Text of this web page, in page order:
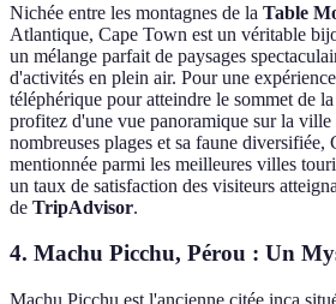
Nichée entre les montagnes de la Table
Atlantique, Cape Town est un véritable
un mélange parfait de paysages
d'activités en plein air. Pour une
téléphérique pour atteindre le sommet de
profitez d'une vue panoramique sur la ville
nombreuses plages et sa faune diversifiée,
mentionnée parmi les meilleures villes
un taux de satisfaction des visiteurs
de TripAdvisor.
4. Machu Picchu, Pérou : Un